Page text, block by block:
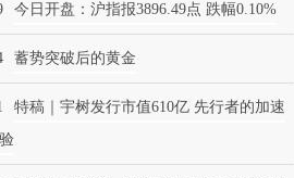
今日开盘：沪指报3896.49点 跌幅0.10%
蓄势突破后的黄金
特稿｜宇树发行市值610亿 先行者的加速